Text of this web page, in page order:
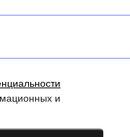
и